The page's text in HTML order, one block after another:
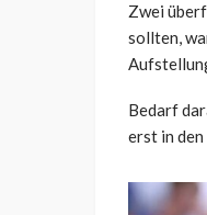
Zwei
sollten,
Bedarf
erst in